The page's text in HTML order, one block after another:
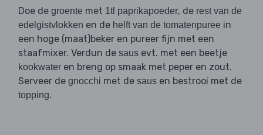
Doe de groente met 1tl paprikapoeder, de rest van de
edelgistvlokken en de helft van de tomatenpuree in
een hoge (maat)beker en pureer fijn met een
staafmixer. Verdun de saus evt. met een beetje
kookwater en breng op smaak met peper en zout.
Serveer de gnocchi met de saus en bestrooi met de
topping.